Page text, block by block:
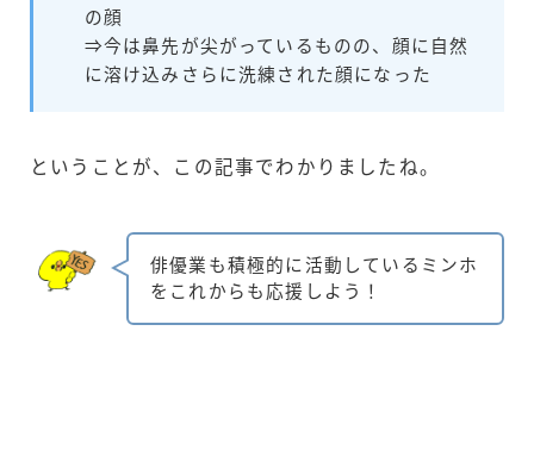
の顔
⇒今は鼻先が尖がっているものの、顔に自然
に溶け込みさらに洗練された顔になった
ということが、この記事でわかりましたね。
俳優業も積極的に活動しているミンホ
をこれからも応援しよう！